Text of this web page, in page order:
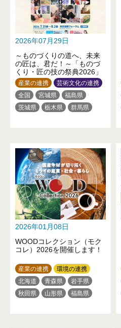
2026年07月29日
～ものづくりの道へ、未来
の匠は、君だ！～「ものづ
くり・匠の技の祭典2026」
産業の連携
芸術文化の連携
全国
宮城県
福島県
茨城県
栃木県
群馬県
佐賀県
長崎県
熊本県
大分県
2026年01月08日
WOODコレクション（モク
コレ）2026を開催します！
産業の連携
環境の連携
北海道
青森県
岩手県
秋田県
山形県
福島県